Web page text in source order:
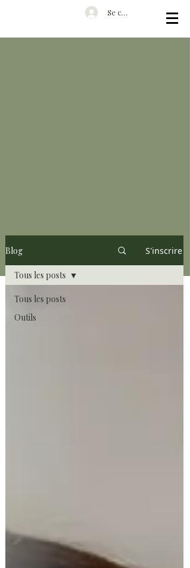
Se connecter
Blog S'inscrire
Tous les posts
Outils
Tous les posts